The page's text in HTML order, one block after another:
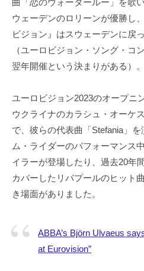
ウェーデンのロリーンが優勝し
ビジョン』はスウェーデンに戻
（ユーロビジョン・ソング・コ
翌年開催という決まりがある）。
ユーロビジョン2023のオープニ
ウクライナのカラシュ・オーケ
で、彼らの代表曲「Stefania」
ム・ライダーのパフォーマンス
イラーが登場したり、過去20年
カバーしたリバプールのヒット
き場面がありました。
ABBA’s Björn Ulvaeus
at Eurovision”